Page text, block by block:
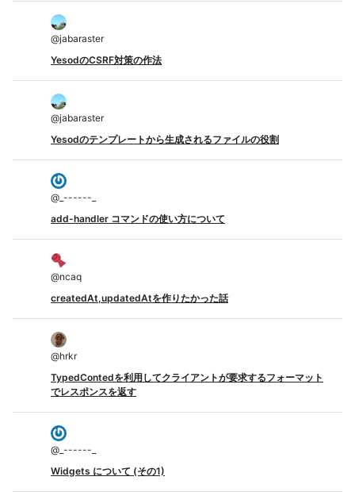
@jabaraster
YesodのCSRF対策の作法
@jabaraster
Yesodのテンプレートから生成されるファイルの役割
@ _------_
add-handler コマンドの使い方について
@ncaq
createdAt,updatedAtを作りたかった話
@hrkr
TypedContedを利用してクライアントが要求するフォーマット
でレスポンスを返す
@ _------_
Widgets について (その1)